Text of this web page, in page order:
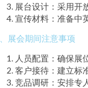
展台设计：采用开
宣传材料：准备中
展会期间注意事项
人员配置：确保展
客户接待：建立标
竞品调研：安排专